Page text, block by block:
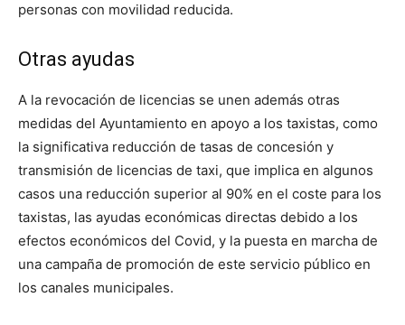
personas con movilidad reducida.
Otras ayudas
A la revocación de licencias se unen además otras
medidas del Ayuntamiento en apoyo a los taxistas, como
la significativa reducción de tasas de concesión y
transmisión de licencias de taxi, que implica en algunos
casos una reducción superior al 90% en el coste para los
taxistas, las ayudas económicas directas debido a los
efectos económicos del Covid, y la puesta en marcha de
una campaña de promoción de este servicio público en
los canales municipales.